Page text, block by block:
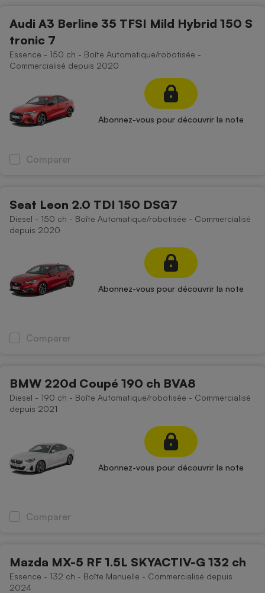
Audi A3 Berline 35 TFSI Mild Hybrid 150 S
tronic 7
Essence - 150 ch - Boîte Automatique/robotisée -
Commercialisé depuis 2020
Abonnez-vous pour découvrir la note
Comparer
Seat Leon 2.0 TDI 150 DSG7
Diesel - 150 ch - Boîte Automatique/robotisée - Commercialisé
depuis 2020
Abonnez-vous pour découvrir la note
Comparer
BMW 220d Coupé 190 ch BVA8
Diesel - 190 ch - Boîte Automatique/robotisée - Commercialisé
depuis 2021
Abonnez-vous pour découvrir la note
Comparer
Mazda MX-5 RF 1.5L SKYACTIV-G 132 ch
Essence - 132 ch - Boîte Manuelle - Commercialisé depuis
2024